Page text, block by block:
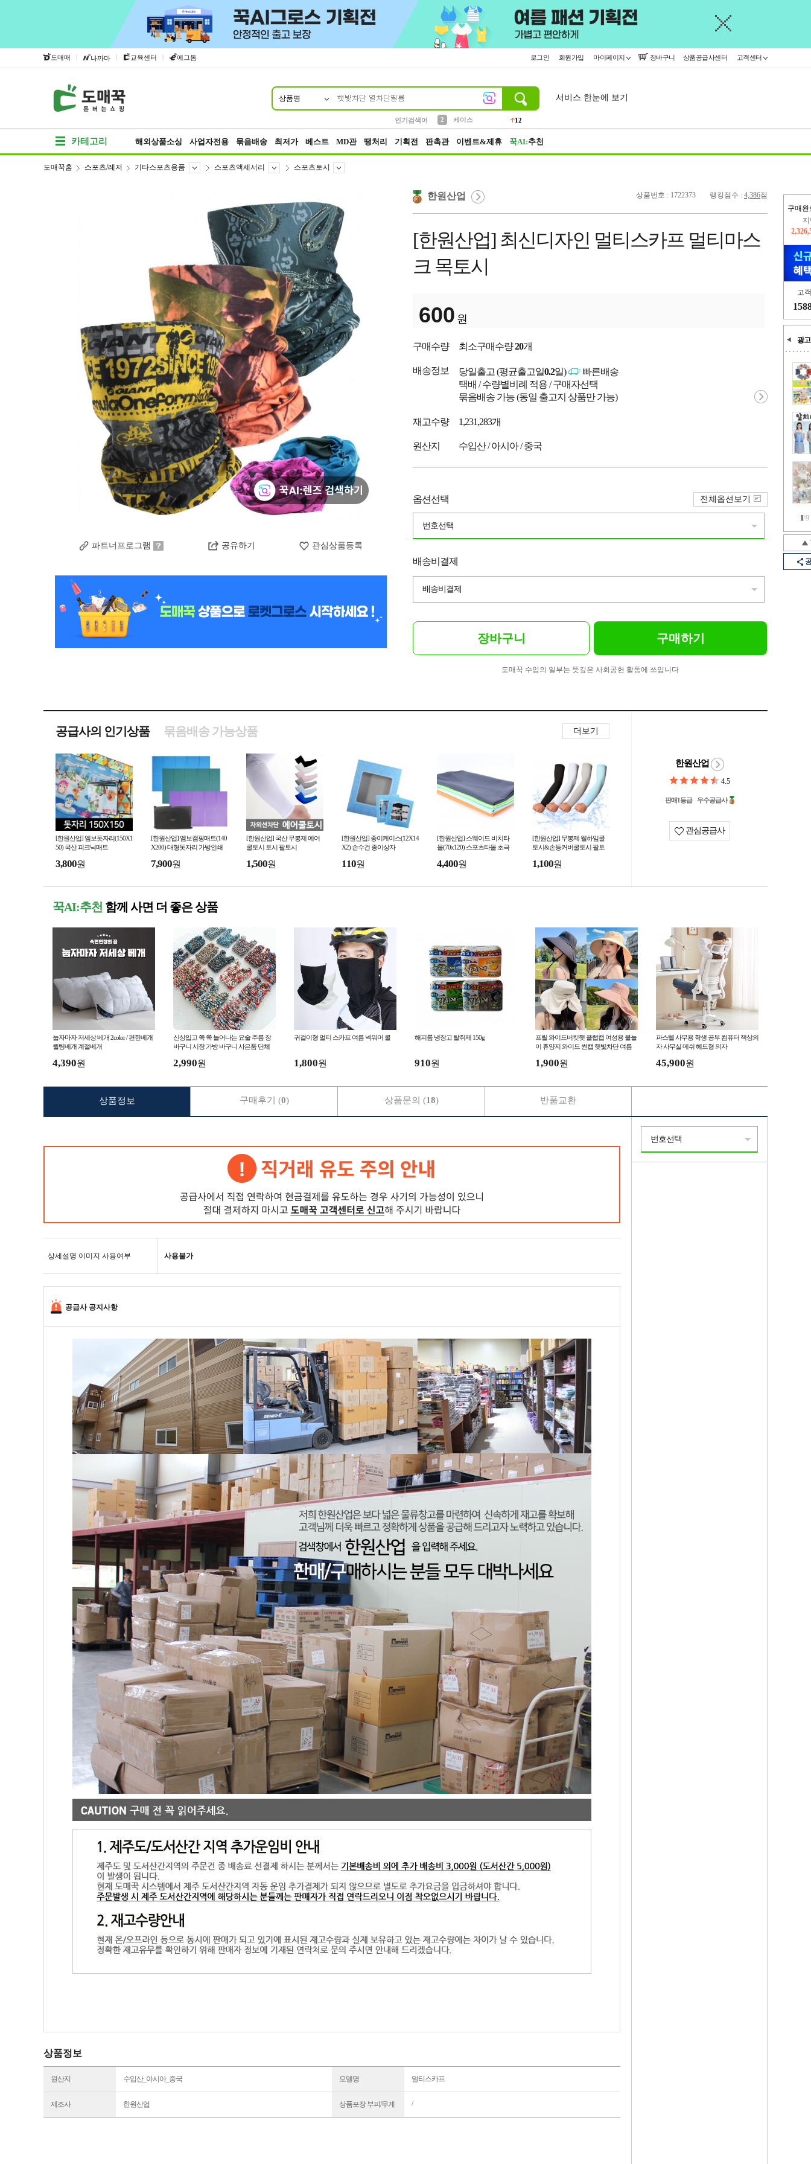
도매매 | 나까마 | 교육센터 | 에그돔 로그인 회원가입 마이페이지 장바구니 상품공급사센터 고객센터
상품명
인기검색어
2
케이스
12
서비스 한눈에 보기
카테고리 해외상품소싱 사업자전용 묶음배송 최저가 베스트 MD관 땡처리 기획전 판촉관 이벤트&제휴 꾹AI:추천
구매완
고
광고
1/9
도매꾹홈 스포츠/레저 기타스포츠용품 스포츠액세서리 스포츠토시
파트너프로그램 공유하기 관심상품등록
상품번호 : 1722373 랭킹점수 : 4,386점
한원산업
[한원산업] 최신디자인 멀티스카프 멀티마스
크 목토시
600 원
구매수량 최소구매수량20개
배송정보 당일출고 (평균출고일0.2일)
빠른배송
택배 / 수량별비례 적용 / 구매자선택
묶음배송 가능 (동일 출고지 상품만 가능)
재고수량 1,231,283개
원산지 수입산 / 아시아 / 중국
옵션선택
번호선택
전체옵션보기
배송비결제
배송비결제
장바구니 구매하기
도매꾹 수입의 일부는 뜻깊은 사회공헌 활동에 쓰입니다
공급사의 인기상품 더보기
묶음배송 가능상품
[한원산업] 엠보돗자리(150X1
50) 국산 피크닉매트
3,800원
[한원산업] 엠보캠핑매트(140
X200) 대형돗자리 가방인쇄
7,900원
[한원산업] 국산 무봉제 에어
쿨토시 토시 팔토시
1,500원
[한원산업] 종이케이스(12X14
X2) 손수건 종이상자
110원
[한원산업] 스웨이드 비치타
올(70x120) 스포츠타올 초극
4,400원
[한원산업] 무봉제 웰하임쿨
토시&손등커버쿨토시 팔토
1,100원
한원산업
4.5
판매1등급 우수공급사
관심공급사
꾹AI:추천 함께 사면 더 좋은 상품
눕자마자 저세상 베개 2color / 편한베개
퀼팅베개 계절베개
4,390원
신상입고 쭉 쭉 늘어나는 요술 주름 장
바구니 시장 가방 바구니 사은품 단체
2,990원
귀걸이형 멀티 스카프 여름 넥워머 쿨
1,800원
해피룸 냉장고 탈취제 150g
910원
프릴 와이드버킷햇 플랩캡 여성용 물놀
이 휴양지 와이드 썬캡 햇빛차단 여름
1,900원
파스텔 사무용 학생 공부 컴퓨터 책상의
자 사무실 메쉬 헤드형 의자
45,900원
상세설명 이미지 사용여부 사용불가
공급사 공지사항
상품정보
원산지 수입산_아시아_중국 모델명 멀티스카프
제조사 한원산업 상품포장 부피/무게 /
상품정보 구매후기 (0) 상품문의 (18) 반품교환
번호선택